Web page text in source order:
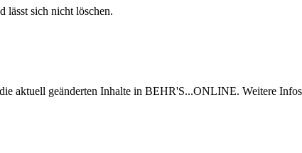
lässt sich nicht löschen.
aktuell geänderten Inhalte in BEHR'S...ONLINE. Weitere